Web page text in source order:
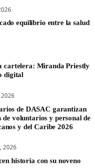
equilibrio entre la salud
cartelera: Miranda Priestly
digital
de DASAC garantizan
de voluntarios y personal de
y del Caribe 2026
2026
historia con su noveno